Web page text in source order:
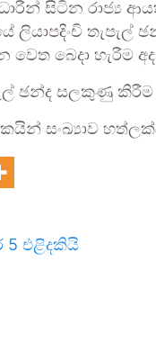
සිටින රාජ්‍ය
තැපැල්
බෙදා හැරීම
ඡන්ද සලකුණු
සංඛ්‍යාව
5 එළිදකියි